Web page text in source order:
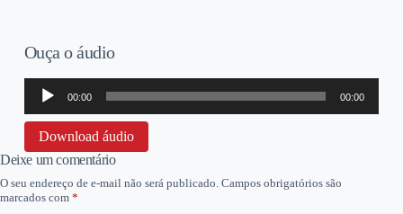
Ouça o áudio
Tocador
áudio
00:00 00:00
Download áudio
Deixe um comentário
O seu endereço de e-mail não será publicado. Campos obrigatórios são
marcados com *